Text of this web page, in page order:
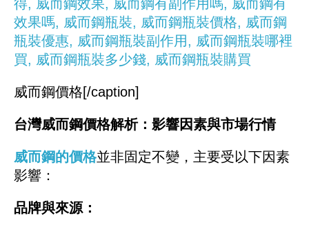
威而鋼價格[/caption]
台灣威而鋼價格解析：影響因素與市場行情
威而鋼的價格並非固定不變，主要受以下因素
影響：
品牌與來源：